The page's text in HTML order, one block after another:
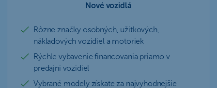
Nové vozidlá
Rôzne značky osobných, užitkových,
nákladových vozidiel a motoriek
Rýchle vybavenie financovania priamo v
predajni vozidiel
Vybrané modely získate za najvyhodnejšie